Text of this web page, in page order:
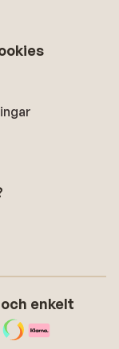
enkelt